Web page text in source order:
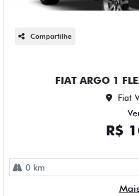
FIAT ARGO 1
Fiat
R$